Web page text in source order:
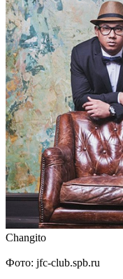
Changito
Фото: jfc-club.spb.ru